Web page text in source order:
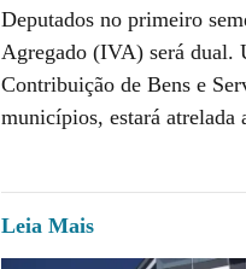
Deputados no primeiro
Agregado (IVA) será dual.
Contribuição de Bens e
municípios, estará atrelada
Leia Mais